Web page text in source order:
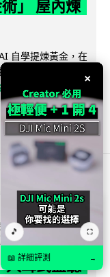
用
」 屋內煉
自學提煉黃金，在
量刺鼻濃煙，驚
89
耳式監聽
×
🎵 ⛶
📖 詳細評測 →